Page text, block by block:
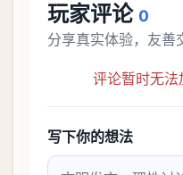
玩家评论 0
分享真实体验，友善
评论暂时无法
写下你的想法